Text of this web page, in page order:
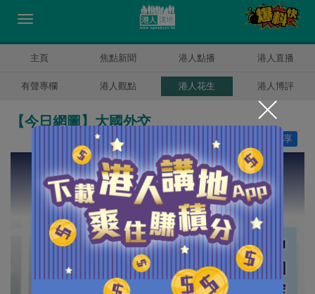
主頁 焦點新聞 港人點播 港人直播
有聲專欄 港人觀點 港人花生 港人博評
【今日網圖】大國外交
分享